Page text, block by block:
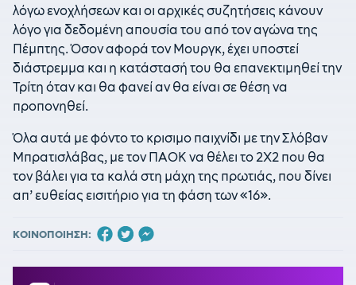
λόγω ενοχλήσεων και οι αρχικές συζητήσεις κάνουν
λόγο για δεδομένη απουσία του από τον αγώνα της
Πέμπτης. Όσον αφορά τον Μουργκ, έχει υποστεί
διάστρεμμα και η κατάστασή του θα επανεκτιμηθεί την
Τρίτη όταν και θα φανεί αν θα είναι σε θέση να
προπονηθεί.
Όλα αυτά με φόντο το κρισιμο παιχνίδι με την Σλόβαν
Μπρατισλάβας, με τον ΠΑΟΚ να θέλει το 2Χ2 που θα
τον βάλει για τα καλά στη μάχη της πρωτιάς, που δίνει
απ’ ευθείας εισιτήριο για τη φάση των «16».
ΚΟΙΝΟΠΟΙΗΣΗ: